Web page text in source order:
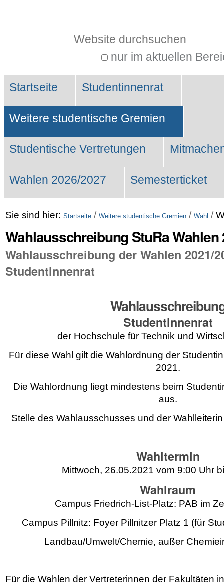
Website durchsuchen
nur im aktuellen
Suche…
Sektionen
Startseite Studentinnenrat
Weitere studentische Gremien
Studentische Vertretungen
Wahlen 2026/2027 Semesterticket
Sie sind hier: Startseite / Weitere studentische Gremien / Wahl /
Wahlausschreibung StuRa Wahlen
Wahlausschreibung der Wahlen 2021/
Studentinnenrat
Studentinnenrat
der Hochschule für Technik und
Für diese Wahl gilt die Wahlordnung der
2021.
Die Wahlordnung liegt mindestens beim
aus.
Stelle des Wahlausschusses und der
Wahltermin
Mittwoch, 26.05.2021 vom 9:00 Uhr
Wahlraum
Campus Friedrich-List-Platz: PAB im
Campus Pillnitz: Foyer Pillnitzer Platz 1 (für
Landbau/Umwelt/Chemie, außer
Für die Wahlen der Vertreterinnen der Fakultäten